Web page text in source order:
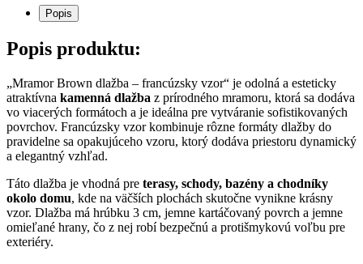
Popis
Popis produktu:
„Mramor Brown dlažba – francúzsky vzor“ je odolná a esteticky
atraktívna kamenná dlažba z prírodného mramoru, ktorá sa dodáva
vo viacerých formátoch a je ideálna pre vytváranie sofistikovaných
povrchov. Francúzsky vzor kombinuje rôzne formáty dlažby do
pravidelne sa opakujúceho vzoru, ktorý dodáva priestoru dynamický
a elegantný vzhľad.
Táto dlažba je vhodná pre terasy, schody, bazény a chodníky
okolo domu, kde na väčších plochách skutočne vynikne krásny
vzor. Dlažba má hrúbku 3 cm, jemne kartáčovaný povrch a jemne
omieľané hrany, čo z nej robí bezpečnú a protišmykovú voľbu pre
exteriéry.